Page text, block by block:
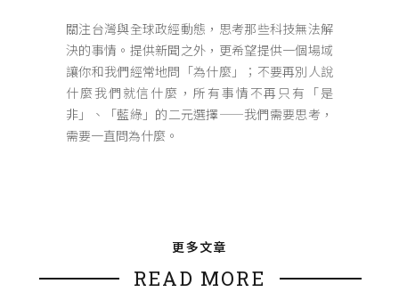
關注台灣與全球政經動態，思考那些科技無法解
決的事情。提供新聞之外，更希望提供一個場域
讓你和我們經常地問「為什麼」；不要再別人說
什麼我們就信什麼，所有事情不再只有「是
非」、「藍綠」的二元選擇——我們需要思考，
需要一直問為什麼。
更多文章
READ MORE